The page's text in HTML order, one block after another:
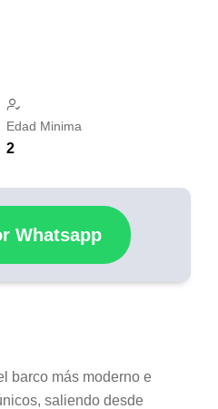
Edad Minima
2
Whatsapp
barco más moderno e
saliendo desde